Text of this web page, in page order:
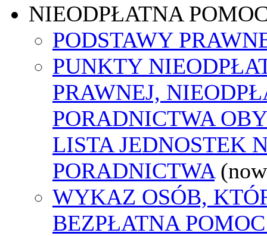
NIEODPŁATNA
PODSTAWY
PUNKTY
PRAWNEJ,
PORADNICTWA
LISTA JEDNOSTEK
PORADNICTWA
WYKAZ OSÓB,
BEZPŁATNA